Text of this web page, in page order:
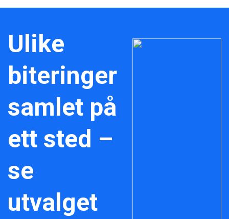
Ulike
biteringer
samlet på
ett sted –
se
utvalget